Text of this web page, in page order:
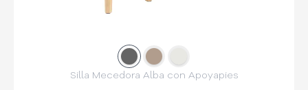
Slide 1
Slide
Silla Mecedora Alba con Apoyapies